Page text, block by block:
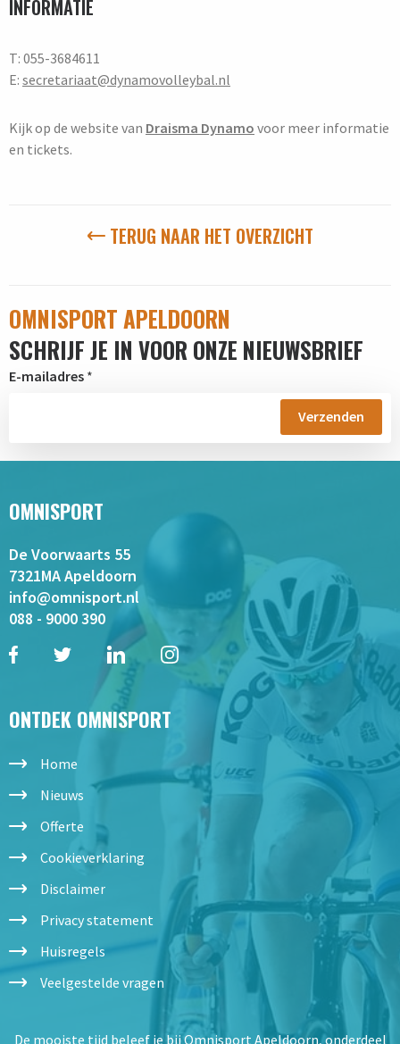
INFORMATIE
T: 055-3684611
E: secretariaat@dynamovolleybal.nl
Kijk op de website van Draisma Dynamo voor meer informatie
en tickets.
TERUG NAAR HET OVERZICHT
OMNISPORT APELDOORN
SCHRIJF JE IN VOOR ONZE NIEUWSBRIEF
E-mailadres *
OMNISPORT
De Voorwaarts 55
7321MA Apeldoorn
info@omnisport.nl
088 - 9000 390
ONTDEK OMNISPORT
Home
Nieuws
Offerte
Cookieverklaring
Disclaimer
Privacy statement
Huisregels
Veelgestelde vragen
De mooiste tijd beleef je bij Omnisport Apeldoorn, onderdeel